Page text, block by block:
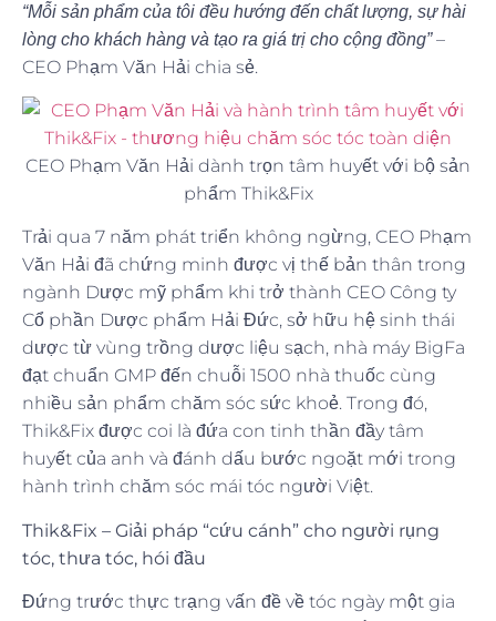
“Mỗi sản phẩm của tôi đều hướng đến chất lượng, sự hài
lòng cho khách hàng và tạo ra giá trị cho cộng đồng”–
CEO Phạm Văn Hải chia sẻ.
CEO Phạm Văn Hải dành trọn tâm huyết với bộ sản
phẩm Thik&Fix
Trải qua 7 năm phát triển không ngừng, CEO Phạm
Văn Hải đã chứng minh được vị thế bản thân trong
ngành Dược mỹ phẩm khi trở thành CEO Công ty
Cổ phần Dược phẩm Hải Đức, sở hữu hệ sinh thái
dược từ vùng trồng dược liệu sạch, nhà máy BigFa
đạt chuẩn GMP đến chuỗi 1500 nhà thuốc cùng
nhiều sản phẩm chăm sóc sức khoẻ. Trong đó,
Thik&Fix được coi là đứa con tinh thần đầy tâm
huyết của anh và đánh dấu bước ngoặt mới trong
hành trình chăm sóc mái tóc người Việt.
Thik&Fix – Giải pháp “cứu cánh” cho người rụng
tóc, thưa tóc, hói đầu
Đứng trước thực trạng vấn đề về tóc ngày một gia